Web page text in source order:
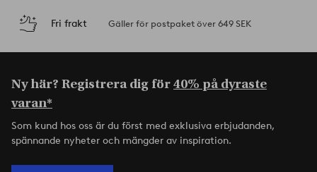
Fri frakt Gäller för postpaket över 649 SEK
Ny här? Registrera dig för40% på dyraste
varan*
Som kund hos oss är du först med exklusiva erbjudanden,
spännande nyheter och mängder av inspiration.